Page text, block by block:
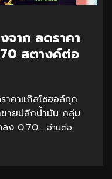
จาก ลดราคา
สตางค์ต่อ
าคาแก๊สโซฮอล์ทุก
ายปลีกน้ำมัน กลุ่ม
ง 0.70... อ่านต่อ